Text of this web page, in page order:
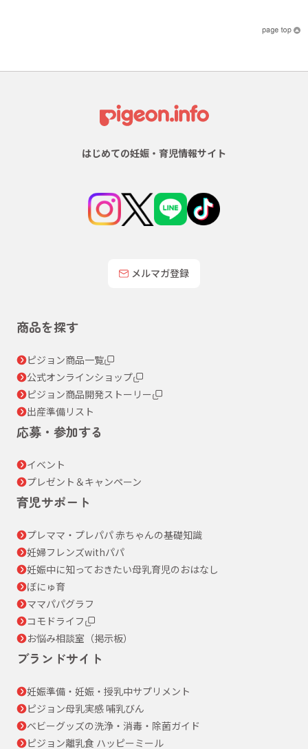
はじめての妊娠・育児情報サイト
メルマガ登録
商品を探す
ピジョン商品一覧
公式オンラインショップ
ピジョン商品開発ストーリー
出産準備リスト
応募・参加する
イベント
プレゼント＆キャンペーン
育児サポート
プレママ・プレパパ 赤ちゃんの基礎知識
妊婦フレンズwithパパ
妊娠中に知っておきたい母乳育児のおはなし
ぼにゅ育
ママパパグラフ
コモドライフ
お悩み相談室（掲示板）
ブランドサイト
妊娠準備・妊娠・授乳中サプリメント
ピジョン母乳実感 哺乳びん
ベビーグッズの洗浄・消毒・除菌ガイド
ピジョン離乳食 ハッピーミール